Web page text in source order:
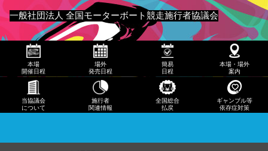
一般社団法人 全国モーターボート競走施行者協議会
メニュー
発売
日程
日程
本
場・
本場
開催日程
場外
発売日程
簡易
日程
本場・場外
案内
当協議会
について
施行者
関連情報
全国総合
払戻
ギャンブル等
依存症対策